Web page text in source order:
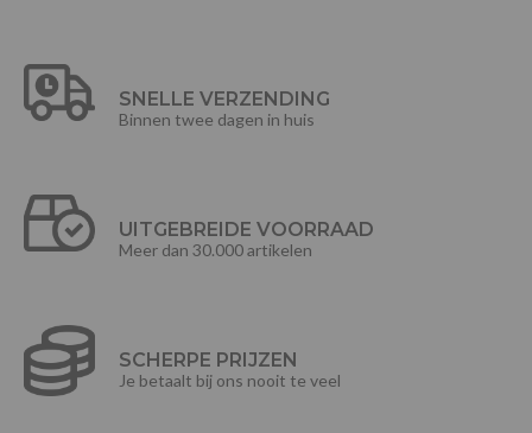
SNELLE VERZENDING
Binnen twee dagen in huis
UITGEBREIDE VOORRAAD
Meer dan 30.000 artikelen
SCHERPE PRIJZEN
Je betaalt bij ons nooit te veel